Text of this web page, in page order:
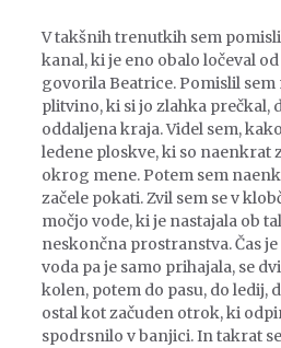
V takšnih trenutkih sem
kanal, ki je eno obalo ločeval
govorila Beatrice. Pomislil sem
plitvino, ki si jo zlahka prečkal,
oddaljena kraja. Videl sem,
ledene ploskve, ki so naenkrat
okrog mene. Potem sem
začele pokati. Zvil sem se v
močjo vode, ki je nastajala ob
neskončna prostranstva. Čas
voda pa je samo prihajala, se
kolen, potem do pasu, do ledij,
ostal kot začuden otrok, ki
spodrsnilo v banjici. In takrat